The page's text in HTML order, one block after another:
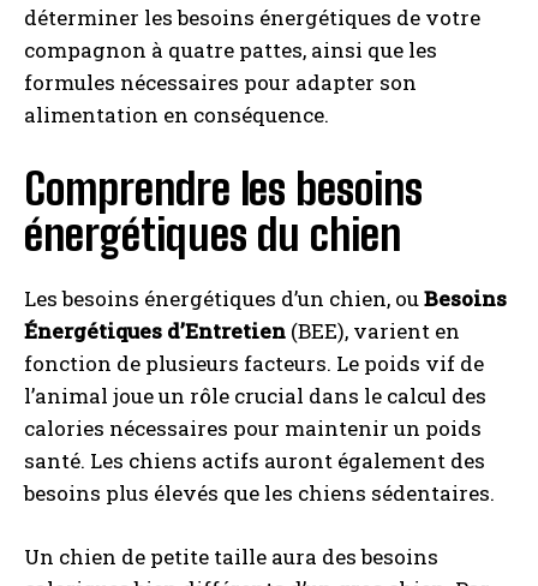
déterminer les besoins énergétiques de votre
compagnon à quatre pattes, ainsi que les
formules nécessaires pour adapter son
alimentation en conséquence.
Comprendre les besoins
énergétiques du chien
Les besoins énergétiques d’un chien, ouBesoins
Énergétiques d’Entretien (BEE), varient en
fonction de plusieurs facteurs. Le poids vif de
l’animal joue un rôle crucial dans le calcul des
calories nécessaires pour maintenir un poids
santé. Les chiens actifs auront également des
besoins plus élevés que les chiens sédentaires.
Un chien de petite taille aura des besoins